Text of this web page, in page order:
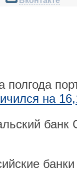
полгода
на